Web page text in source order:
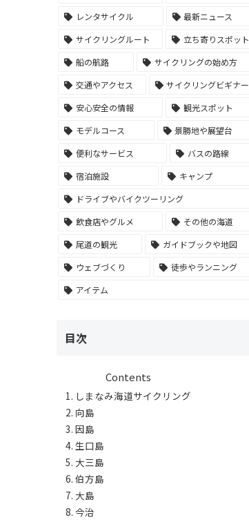
レンタサイクル
最新ニュース
サイクリングルート
立ち寄りスポット
船の航路
サイクリングの始め方
交通やアクセス
サイクリングビギナー
安心安全の情報
観光スポット
モデルコース
景勝地や展望台
便利なサービス
バスの路線
宿泊施設
キャンプ
ドライブやバイクツーリング
飲食店やグルメ
その他の海道
尾道の観光
ガイドブックや地図
ウェブづくり
徒歩やランニング
アイテム
目次
Contents
しまなみ海道サイクリング
向島
因島
生口島
大三島
伯方島
大島
今治